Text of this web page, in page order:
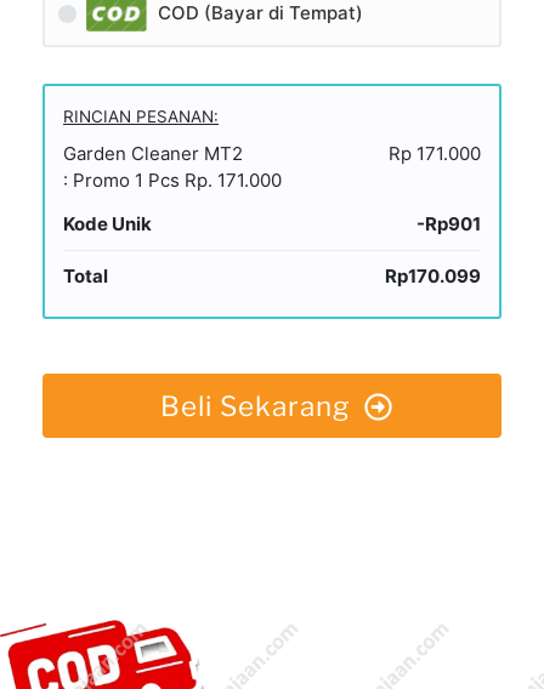
COD (Bayar di Tempat)
RINCIAN PESANAN:
Garden Cleaner MT2
: Promo 1 Pcs Rp. 171.000
Rp 171.000
Kode Unik -Rp901
Total Rp170.099
Beli Sekarang